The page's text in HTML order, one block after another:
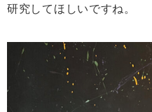
研究してほしいですね。